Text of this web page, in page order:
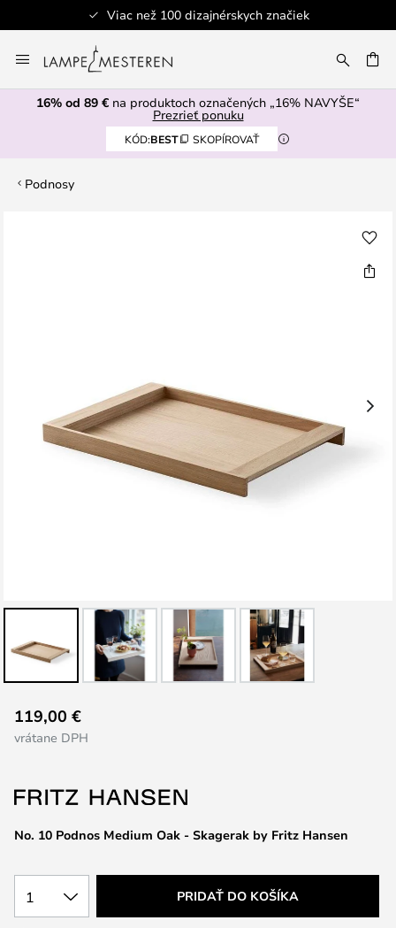
Viac než 100 dizajnérskych značiek
to
Content
16% od 89 € na produktoch označených „16% NAVYŠE“
Prezrieť ponuku
KÓD:BEST SKOPÍROVAŤ
Podnosy
na
začiatok
obrázkov
No. 10 Podnos Medium Oak - Skagerak by Fritz Hansen
119,00 €
vrátane DPH
1 PRIDAŤ DO KOŠÍKA